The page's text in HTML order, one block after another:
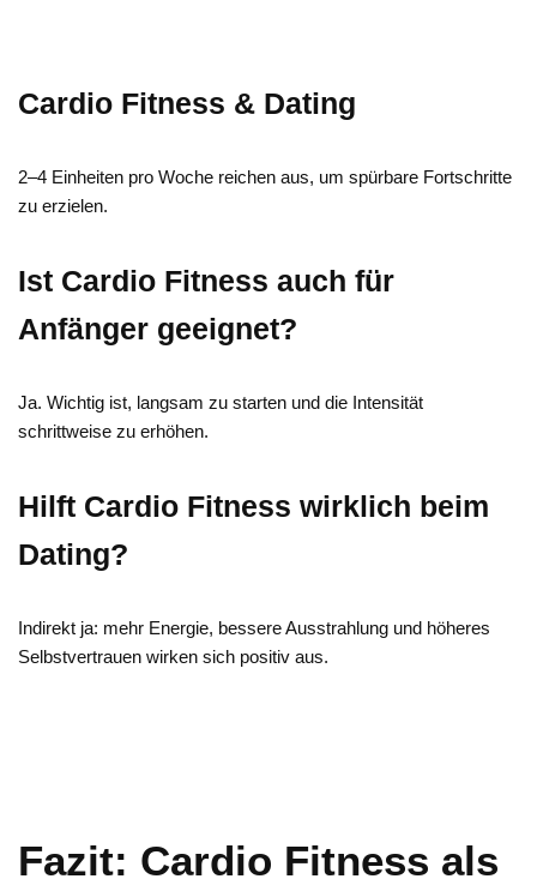
Cardio Fitness & Dating
2–4 Einheiten pro Woche reichen aus, um spürbare Fortschritte
zu erzielen.
Ist Cardio Fitness auch für
Anfänger geeignet?
Ja. Wichtig ist, langsam zu starten und die Intensität
schrittweise zu erhöhen.
Hilft Cardio Fitness wirklich beim
Dating?
Indirekt ja: mehr Energie, bessere Ausstrahlung und höheres
Selbstvertrauen wirken sich positiv aus.
Fazit: Cardio Fitness als